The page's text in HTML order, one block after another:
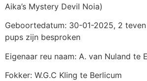
Aika’s Mystery Devil Noia)
Geboortedatum: 30-01-2025, 2
pups zijn besproken
Eigenaar reu naam: A. van Nuland te
Fokker: W.G.C Kling te Berlicum